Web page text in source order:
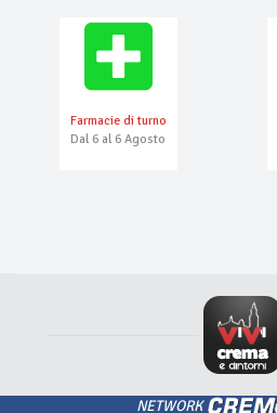
Farmacie di turno
Dal 6 al 6 Agosto
NETWORK